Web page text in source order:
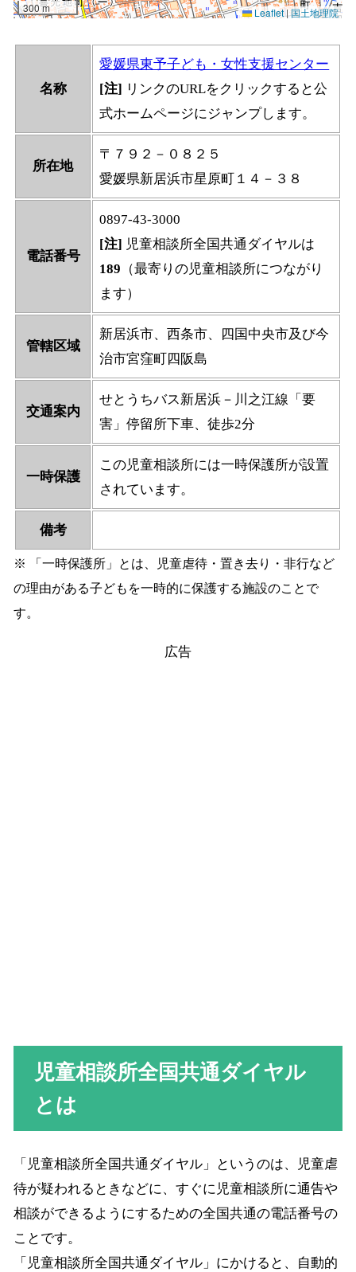
名称
愛媛県東予子ども・女性支援センター
[注] リンクのURLをクリックすると公
式ホームページにジャンプします。
所在地
〒７９２－０８２５
愛媛県新居浜市星原町１４－３８
電話番号
0897-43-3000
[注] 児童相談所全国共通ダイヤルは
189 （最寄りの児童相談所につながり
ます）
管轄区域
新居浜市、西条市、四国中央市及び今
治市宮窪町四阪島
交通案内
せとうちバス新居浜－川之江線「要
害」停留所下車、徒歩2分
一時保護
この児童相談所には一時保護所が設置
されています。
備考
※ 「一時保護所」とは、児童虐待・置き去り・非行など
の理由がある子どもを一時的に保護する施設のことで
す。
児童相談所全国共通ダイヤル
とは
「児童相談所全国共通ダイヤル」というのは、児童虐
待が疑われるときなどに、すぐに児童相談所に通告や
相談ができるようにするための全国共通の電話番号の
ことです。
「児童相談所全国共通ダイヤル」にかけると、自動的